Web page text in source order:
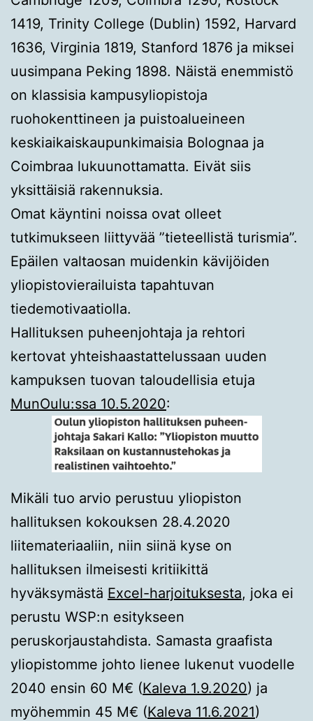
1419, Trinity College (Dublin) 1592, Harvard
1636, Virginia 1819, Stanford 1876 ja miksei
uusimpana Peking 1898. Näistä enemmistö
on klassisia kampusyliopistoja
ruohokenttineen ja puistoalueineen
keskiaikaiskaupunkimaisia Bolognaa ja
Coimbraa lukuunottamatta. Eivät siis
yksittäisiä rakennuksia.
Omat käyntini noissa ovat olleet
tutkimukseen liittyvää ”tieteellistä turismia”.
Epäilen valtaosan muidenkin kävijöiden
yliopistovierailuista tapahtuvan
tiedemotivaatiolla.
Hallituksen puheenjohtaja ja rehtori
kertovat yhteishaastattelussaan uuden
kampuksen tuovan taloudellisia etuja
MunOulu:ssa 10.5.2020:
Mikäli tuo arvio perustuu yliopiston
hallituksen kokouksen 28.4.2020
liitemateriaaliin, niin siinä kyse on
hallituksen ilmeisesti kritiikittä
hyväksymästä Excel-harjoituksesta, joka ei
perustu WSP:n esitykseen
peruskorjaustahdista. Samasta graafista
yliopistomme johto lienee lukenut vuodelle
2040 ensin 60 M€ (Kaleva 1.9.2020) ja
myöhemmin 45 M€ (Kaleva 11.6.2021)